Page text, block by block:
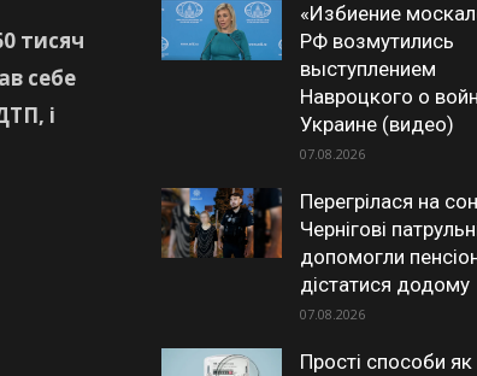
тисяч
себе
і
«Избиение
РФ возмутились
выступлением
Навроцкого о
Украине (видео)
07.08.2026
Перегрілася на
Чернігові
допомогли
дістатися додому
07.08.2026
Прості способи як